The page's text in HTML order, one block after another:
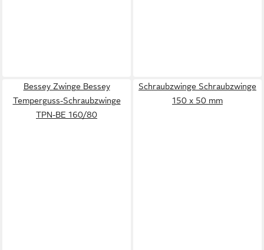
Bessey Zwinge Bessey
Temperguss-Schraubzwinge
TPN-BE 160/80
Schraubzwinge Schraubzwinge
150 x 50 mm